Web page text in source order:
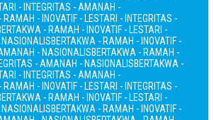
- INTEGRITAS - AMANAH -
RAMAH - INOVATIF - LESTARI - INTEGRITAS -
- RAMAH - INOVATIF - LESTARI -
BERTAKWA - RAMAH - INOVATIF -
- NASIONALISBERTAKWA - RAMAH -
- AMANAH - NASIONALISBERTAKWA -
- INTEGRITAS - AMANAH -
RAMAH - INOVATIF - LESTARI - INTEGRITAS -
- RAMAH - INOVATIF - LESTARI -
BERTAKWA - RAMAH - INOVATIF -